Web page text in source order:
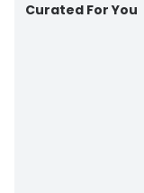
Curated For You